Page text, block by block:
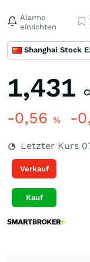
Alarme
einrichten
1,431
-0,56 % -
Letzter Kurs
Verkauf
Kauf